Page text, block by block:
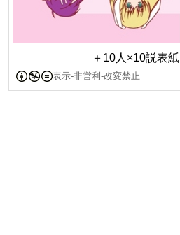
＋10人×10説表紙
表示-非営利-改変禁止